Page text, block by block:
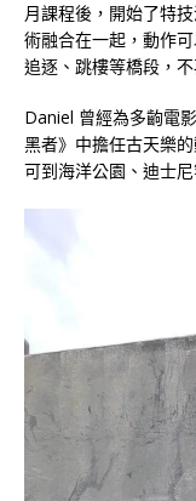
月課程後，開始了特
術融合在一起，動作
追逐、跳樓等橋段，
Daniel 曾經為多齣電
黑者》中擔任古天樂
可到海洋公園、迪士